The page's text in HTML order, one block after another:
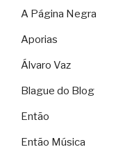
A Página Negra
Aporias
Álvaro Vaz
Blague do Blog
Então
Então Música